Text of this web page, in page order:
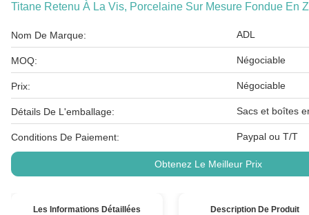
Titane Retenu À La Vis, Porcelaine Sur Mesure Fondue En
Nom De Marque: ADL
MOQ: Négociable
Prix: Négociable
Détails De L'emballage: Sacs et boîtes
Conditions De Paiement: Paypal ou T/T
Obtenez Le Meilleur Prix
Les Informations Détaillées Description De Produit